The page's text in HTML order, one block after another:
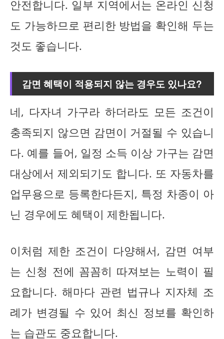
안전합니다. 일부 지역에서는 온라인 신청
도 가능하므로 편리한 방법을 확인해 두는
것도 좋습니다.
감면 혜택이 적용되지 않는 경우도 있나요?
네, 다자녀 가구라 하더라도 모든 조건이
충족되지 않으면 감면이 거절될 수 있습니
다. 예를 들어, 일정 소득 이상 가구는 감면
대상에서 제외되기도 합니다. 또 자동차를
업무용으로 등록한다든지, 특정 차종이 아
닌 경우에도 혜택이 제한됩니다.
이처럼 제한 조건이 다양해서, 감면 여부
는 신청 전에 꼼꼼히 따져보는 노력이 필
요합니다. 해마다 관련 법규나 지자체 조
례가 변경될 수 있어 최신 정보를 확인하
는 습관도 중요합니다.